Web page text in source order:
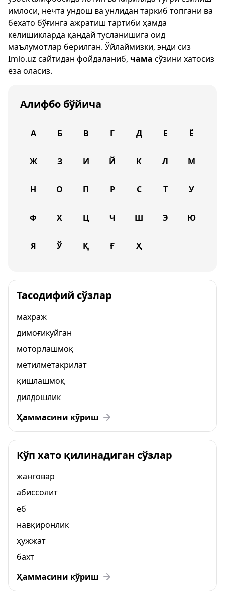
имлоси, нечта ундош ва унлидан таркиб топгани ва
бехато бўғинга ажратиш тартиби ҳамда
келишикларда қандай тусланишига оид
маълумотлар берилган. Ўйлаймизки, энди сиз
Imlo.uz сайтидан фойдаланиб, чама сўзини хатосиз
ёза оласиз.
Алифбо бўйича
А Б В Г Д Е Ё
Ж З И Й К Л М
Н О П Р С Т У
Ф Х Ц Ч Ш Э Ю
Я Ў Қ Ғ Ҳ
Тасодифий сўзлар
махраж
димоғикуйган
моторлашмоқ
метилметакрилат
қишлашмоқ
дилдошлик
Ҳаммасини кўриш
Кўп хато қилинадиган сўзлар
жанговар
абиссолит
еб
навқиронлик
ҳужжат
бахт
Ҳаммасини кўриш